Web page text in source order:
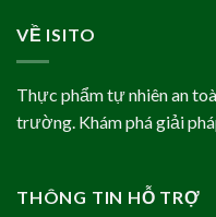
VỀ ISITO
Thực phẩm tự nhiên an
trường. Khám phá giải
THÔNG TIN HỖ TRỢ